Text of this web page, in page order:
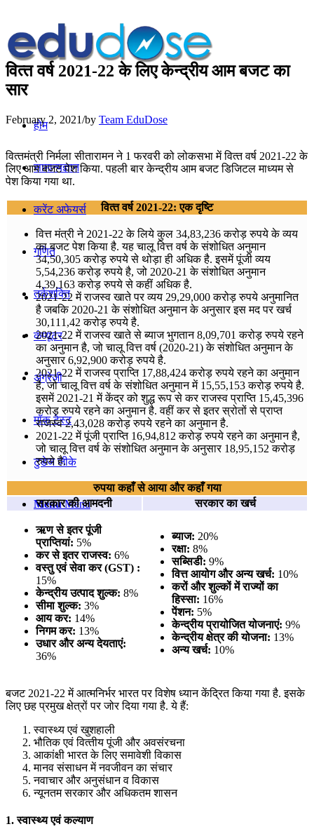
होम
सामान्यज्ञान
करेंट अफेयर्स
गणित
तर्कशक्ति
कंप्यूटर
अंग्रेजी
मॉक टेस्ट
टुडेज जीके
Menu Menu
वित्‍त वर्ष 2021-22 के लिए केन्द्रीय आम बजट का
सार
February 2, 2021/by Team EduDose
वित्‍तमंत्री निर्मला सीतारामन ने 1 फरवरी को लोकसभा में वित्‍त वर्ष 2021-22 के
लिए आम बजट पेश किया. पहली बार केन्द्रीय आम बजट डिजिटल माध्यम से
पेश किया गया था.
वित्‍त वर्ष 2021-22: एक दृष्टि
वित्त मंत्री ने 2021-22 के लिये कुल 34,83,236 करोड़ रुपये के व्यय
का बजट पेश किया है. यह चालू वित्त वर्ष के संशोधित अनुमान
34,50,305 करोड़ रुपये से थोड़ा ही अधिक है. इसमें पूंजी व्यय
5,54,236 करोड़ रुपये है, जो 2020-21 के संशोधित अनुमान
4,39,163 करोड़ रुपये से कहीं अधिक है.
2021-22 में राजस्व खाते पर व्यय 29,29,000 करोड़ रुपये अनुमानित
है जबकि 2020-21 के संशोधित अनुमान के अनुसार इस मद पर खर्च
30,111,42 करोड़ रुपये है.
2021-22 में राजस्व खाते से ब्याज भुगतान 8,09,701 करोड़ रुपये रहने
का अनुमान है, जो चालू वित्त वर्ष (2020-21) के संशोधित अनुमान के
अनुसार 6,92,900 करोड़ रुपये है.
2021-22 में राजस्व प्राप्ति 17,88,424 करोड़ रुपये रहने का अनुमान
है, जो चालू वित्त वर्ष के संशोधित अनुमान में 15,55,153 करोड़ रुपये है.
इसमें 2021-21 में केंद्र को शुद्ध रूप से कर राजस्व प्राप्ति 15,45,396
करोड़ रुपये रहने का अनुमान है. वहीं कर से इतर स्रोतों से प्राप्त
राजस्व 2,43,028 करोड़ रुपये रहने का अनुमान है.
2021-22 में पूंजी प्राप्ति 16,94,812 करोड़ रुपये रहने का अनुमान है,
जो चालू वित्त वर्ष के संशोधित अनुमान के अनुसार 18,95,152 करोड़
रुपये है.
रुपया कहाँ से आया और कहाँ गया
सरकार की आमदनी
सरकार का खर्च
ऋण से इतर पूंजी
प्राप्तियां: 5%
कर से इतर राजस्व: 6%
वस्तु एवं सेवा कर (GST) :
15%
केन्द्रीय उत्पाद शुल्क: 8%
सीमा शुल्क: 3%
आय कर: 14%
निगम कर: 13%
उधार और अन्य देयताएं:
36%
ब्याज: 20%
रक्षा: 8%
सब्सिडी: 9%
वित्त आयोग और अन्य खर्च: 10%
करों और शुल्कों में राज्यों का
हिस्सा: 16%
पेंशन: 5%
केन्द्रीय प्रायोजित योजनाएं: 9%
केन्द्रीय क्षेत्र की योजना: 13%
अन्य खर्च: 10%
बजट 2021-22 में आत्मनिर्भर भारत पर विशेष ध्यान केंद्रित किया गया है. इसके
लिए छह प्रमुख क्षेत्रों पर जोर दिया गया है. ये हैं:
स्‍वास्‍थ्‍य एवं खुशहाली
भौतिक एवं वित्‍तीय पूंजी और अवसंरचना
आकांक्षी भारत के लिए समावेशी विकास
मानव संसाधन में नवजीवन का संचार
नवाचार और अनुसंधान व विकास
न्‍यूनतम सरकार और अधिकतम शासन
1. स्‍वास्‍थ्‍य एवं कल्याण